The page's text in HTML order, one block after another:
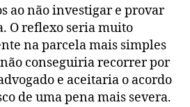
ao não investigar e provar
O reflexo seria muito
na parcela mais simples
conseguiria recorrer por
e aceitaria o acordo
de uma pena mais severa.